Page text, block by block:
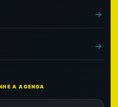
A AGENDA